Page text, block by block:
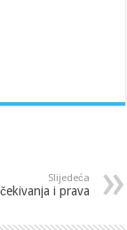
Slijedeća
i prava